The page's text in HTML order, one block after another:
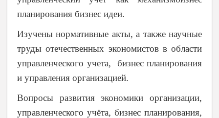
планирования бизнес идеи.
Изучены нормативные акты, а также научные
труды отечественных экономистов в области
управленческого учета, бизнес планирования
и управления организацией.
Вопросы развития экономики организации,
управленческого учёта, бизнес планирования,